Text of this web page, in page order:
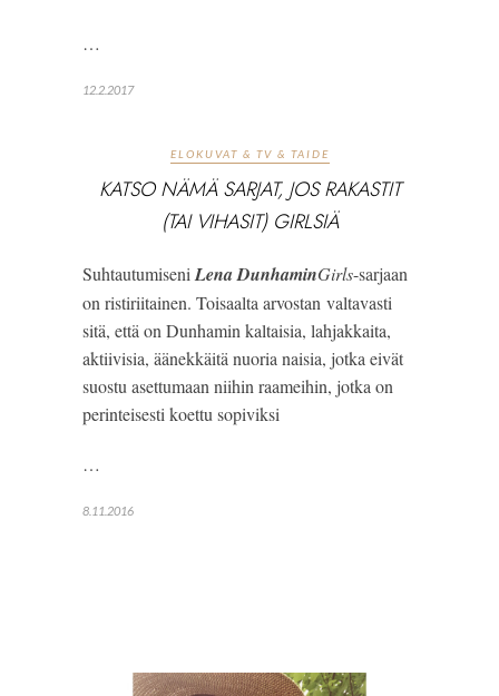
…
12.2.2017
ELOKUVAT & TV & TAIDE
KATSO NÄMÄ SARJAT, JOS RAKASTIT
(TAI VIHASIT) GIRLSIÄ
Suhtautumiseni Lena DunhaminGirls-sarjaan
on ristiriitainen. Toisaalta arvostan valtavasti
sitä, että on Dunhamin kaltaisia, lahjakkaita,
aktiivisia, äänekkäitä nuoria naisia, jotka eivät
suostu asettumaan niihin raameihin, jotka on
perinteisesti koettu sopiviksi
…
8.11.2016